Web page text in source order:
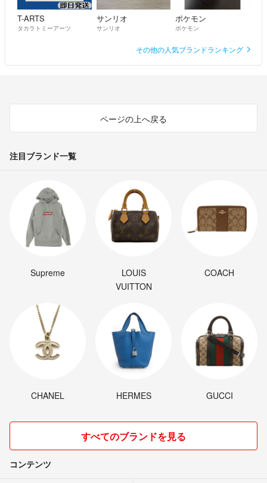
T-ARTS
タカラトミーアーツ
サンリオ
サンリオ
ポケモン
ポケモン
その他の人気ブランドランキング
ページの上へ戻る
注目ブランド一覧
Supreme
LOUIS
VUITTON
COACH
CHANEL HERMES GUCCI
すべてのブランドを見る
コンテンツ